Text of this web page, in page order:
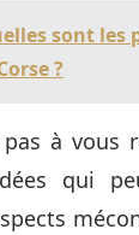
sont les
?
pas à vous
qui